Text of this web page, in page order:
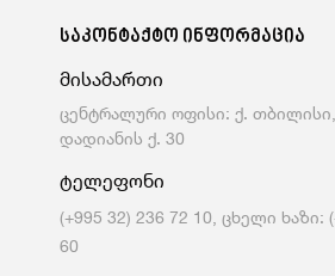
საკონტაქტო ინფორმაცია
მისამართი
ცენტრალური ოფისი: ქ.
დადიანის ქ. 30
ტელეფონი
(+995 32) 236 72 10, ცხელი ხაზი:
60